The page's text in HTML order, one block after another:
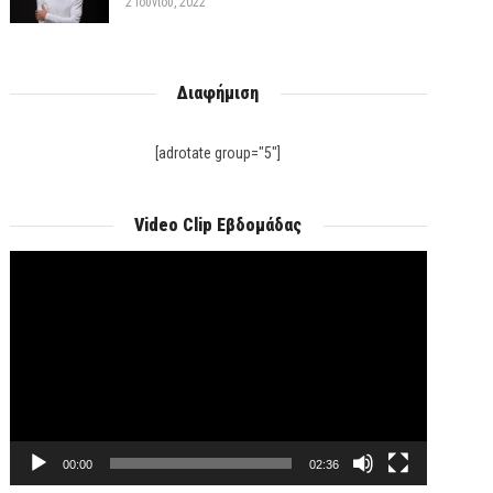
Διαφήμιση
[adrotate group="5"]
Video Clip Εβδομάδας
00:00 02:36